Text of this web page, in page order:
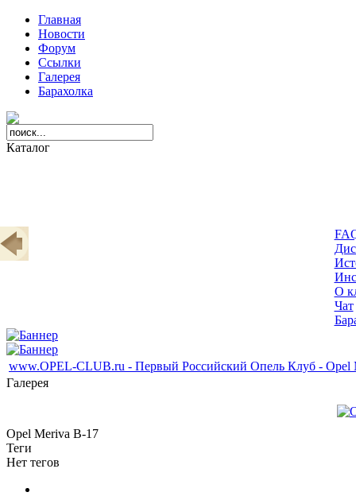
Главная
Новости
Форум
Ссылки
Галерея
Барахолка
Каталог
О
Чат
www.OPEL-CLUB.ru - Первый Российский Опель Клуб - Opel
Галерея
Opel Meriva B-17
Теги
Нет тегов